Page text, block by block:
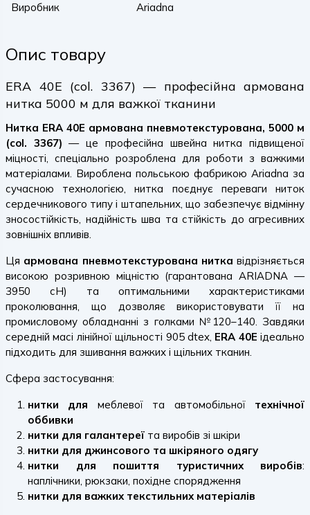
Виробник
Ariadna
Опис товару
ERA 40E (col. 3367) — професійна армована
нитка 5000 м для важкої тканини
Нитка ERA 40E армована пневмотекстурована, 5000 м
(col. 3367) — це професійна швейна нитка підвищеної
міцності, спеціально розроблена для роботи з важкими
матеріалами. Вироблена польською фабрикою Ariadna за
сучасною технологією, нитка поєднує переваги ниток
сердечникового типу і штапельних, що забезпечує відмінну
зносостійкість, надійність шва та стійкість до агресивних
зовнішніх впливів.
Ця армована пневмотекстурована нитка відрізняється
високою розривною міцністю (гарантована ARIADNA —
3950 сН) та оптимальними характеристиками
проколювання, що дозволяє використовувати її на
промисловому обладнанні з голками №120–140. Завдяки
середній масі лінійної щільності 905 dtex, ERA 40E ідеально
підходить для зшивання важких і щільних тканин.
Сфера застосування:
нитки для меблевої та автомобільної технічної
оббивки
нитки для галантереї та виробів зі шкіри
нитки для джинсового та шкіряного одягу
нитки для пошиття туристичних виробів:
наплічники, рюкзаки, похідне спорядження
нитки для важких текстильних матеріалів